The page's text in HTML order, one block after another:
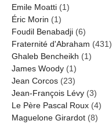
Emile Moatti (1)
Éric Morin (1)
Foudil Benabadji (6)
Fraternité d'Abraham (431)
Ghaleb Bencheikh (1)
James Woody (1)
Jean Corcos (23)
Jean-François Lévy (3)
Le Père Pascal Roux (4)
Maguelone Girardot (8)